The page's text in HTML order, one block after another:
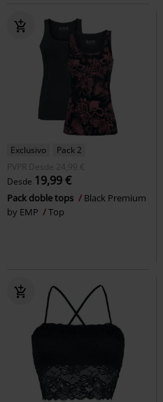
Exclusivo
Pack 2
PVPR
Desde 24,99 €
Desde 19,99 €
Pack doble tops
Black Premium
by EMP
Top